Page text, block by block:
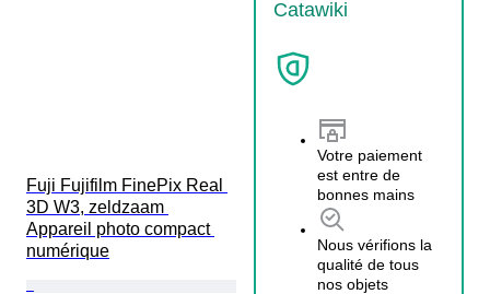
Fuji Fujifilm FinePix Real
3D W3, zeldzaam
Appareil photo compact
numérique
Catawiki
Votre paiement
est entre de
bonnes mains
Nous vérifions la
qualité de tous
nos objets